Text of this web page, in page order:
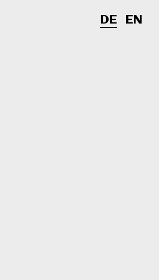
DE EN